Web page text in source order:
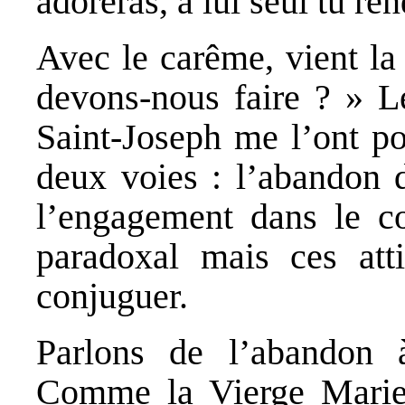
Avec le carême, vient
devons-nous faire ? »
Saint-Joseph me l’ont
deux voies : l’abandon
l’engagement dans le
paradoxal mais ces
conjuguer.
Parlons de
Comme la Vierge